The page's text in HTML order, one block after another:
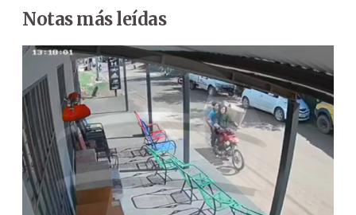
Notas más leídas